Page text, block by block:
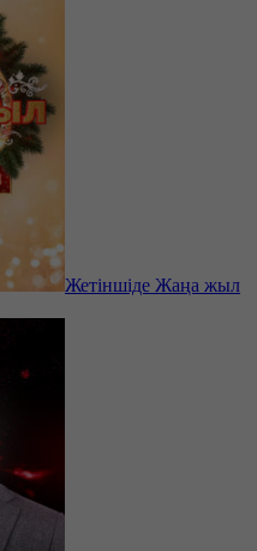
Жетіншіде Жаңа жыл